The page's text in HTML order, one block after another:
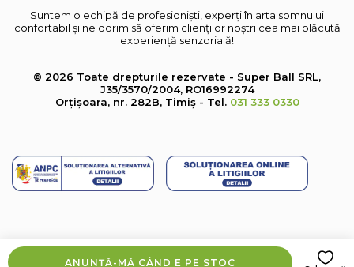
ANUNȚĂ-MĂ CÂND E PE STOC
Suntem o echipă de profesioniști, experți în arta somnului
confortabil și ne dorim să oferim clienților noștri cea mai plăcută
experiență senzorială!
© 2026 Toate drepturile rezervate - Super Ball SRL,
J35/3570/2004, RO16992274
Orțișoara, nr. 282B, Timiș - Tel. 031 333 0330